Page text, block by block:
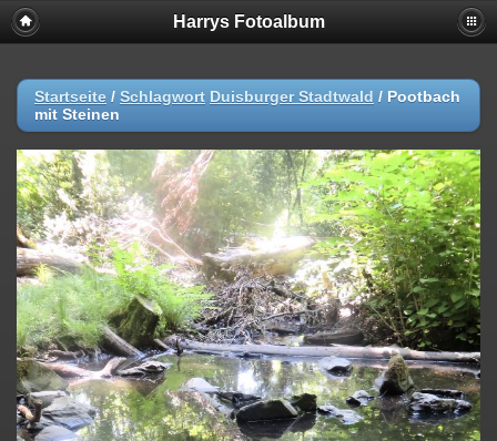
Harrys Fotoalbum
Startseite / Schlagwort Duisburger Stadtwald / Pootbach
mit Steinen